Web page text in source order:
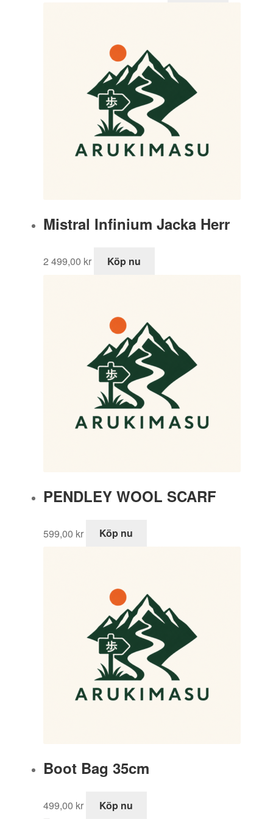
2
999,00 kr.
Mistral Infinium Jacka Herr
2 499,00 kr Köp nu
PENDLEY WOOL SCARF
599,00 kr Köp nu
Boot Bag 35cm
499,00 kr Köp nu